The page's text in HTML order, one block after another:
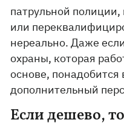
патрульной полиции,
или
нереально. Даже
охраны, которая
основе,
дополнительный
Если дешево,